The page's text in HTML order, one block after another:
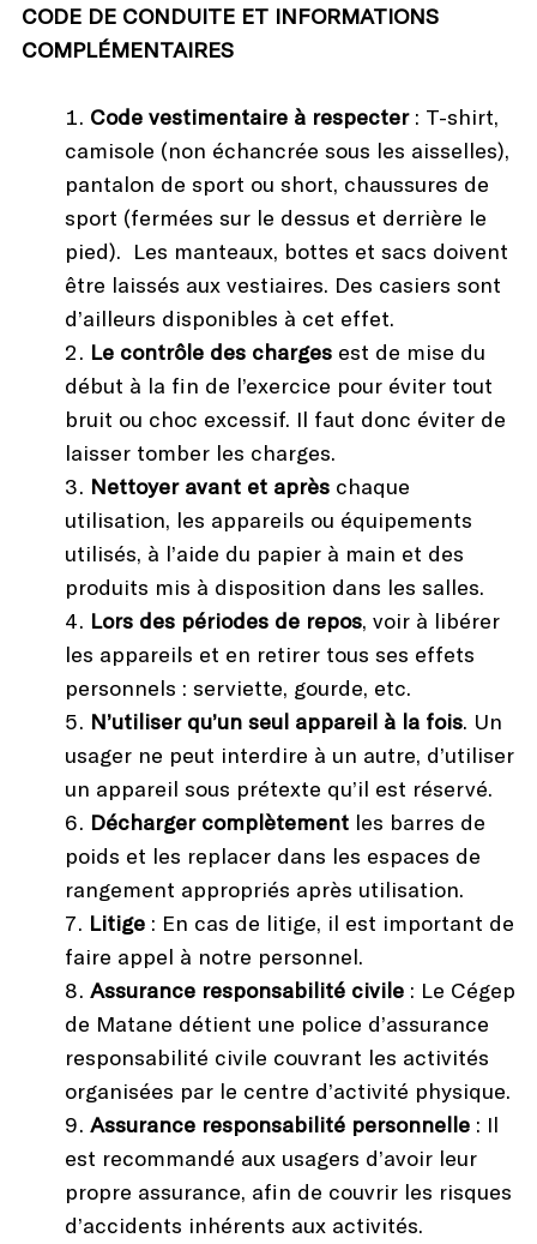
CODE DE CONDUITE ET INFORMATIONS
COMPLÉMENTAIRES
Code vestimentaire à respecter: T-shirt,
camisole (non échancrée sous les aisselles),
pantalon de sport ou short, chaussures de
sport (fermées sur le dessus et derrière le
pied). Les manteaux, bottes et sacs doivent
être laissés aux vestiaires. Des casiers sont
d’ailleurs disponibles à cet effet.
Le contrôle des charges est de mise du
début à la fin de l’exercice pour éviter tout
bruit ou choc excessif. Il faut donc éviter de
laisser tomber les charges.
Nettoyer avant et après chaque
utilisation, les appareils ou équipements
utilisés, à l’aide du papier à main et des
produits mis à disposition dans les salles.
Lors des périodes de repos, voir à libérer
les appareils et en retirer tous ses effets
personnels : serviette, gourde, etc.
N’utiliser qu’un seul appareil à la fois. Un
usager ne peut interdire à un autre, d’utiliser
un appareil sous prétexte qu’il est réservé.
Décharger complètement les barres de
poids et les replacer dans les espaces de
rangement appropriés après utilisation.
Litige : En cas de litige, il est important de
faire appel à notre personnel.
Assurance responsabilité civile : Le Cégep
de Matane détient une police d’assurance
responsabilité civile couvrant les activités
organisées par le centre d’activité physique.
Assurance responsabilité personnelle : Il
est recommandé aux usagers d’avoir leur
propre assurance, afin de couvrir les risques
d’accidents inhérents aux activités.